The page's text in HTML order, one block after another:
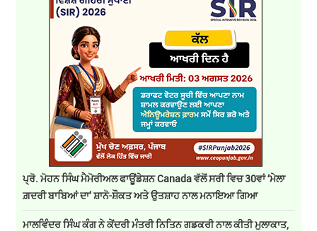
ਪ੍ਰੋ. ਮੋਹਨ ਸਿੰਘ ਮੈਮੋਰੀਅਲ ਫਾਊਂਡੇਸ਼ਨ Canada ਵੱਲੋਂ ਸਰੀ ਵਿਚ 30ਵਾਂ ‘ਮੇਲਾ
ਗ਼ਦਰੀ ਬਾਬਿਆਂ ਦਾ’ ਸ਼ਾਨੋ-ਸ਼ੌਕਤ ਅਤੇ ਉਤਸ਼ਾਹ ਨਾਲ ਮਨਾਇਆ ਗਿਆ
ਮਾਲਵਿੰਦਰ ਸਿੰਘ ਕੰਗ ਨੇ ਕੇਂਦਰੀ ਮੰਤਰੀ ਨਿਤਿਨ ਗਡਕਰੀ ਨਾਲ ਕੀਤੀ ਮੁਲਾਕਾਤ,